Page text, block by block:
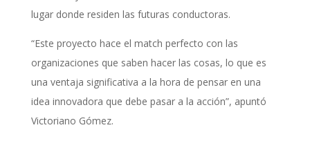
lugar donde residen las futuras conductoras.
“Este proyecto hace el match perfecto con las
organizaciones que saben hacer las cosas, lo que es
una ventaja significativa a la hora de pensar en una
idea innovadora que debe pasar a la acción”, apuntó
Victoriano Gómez.